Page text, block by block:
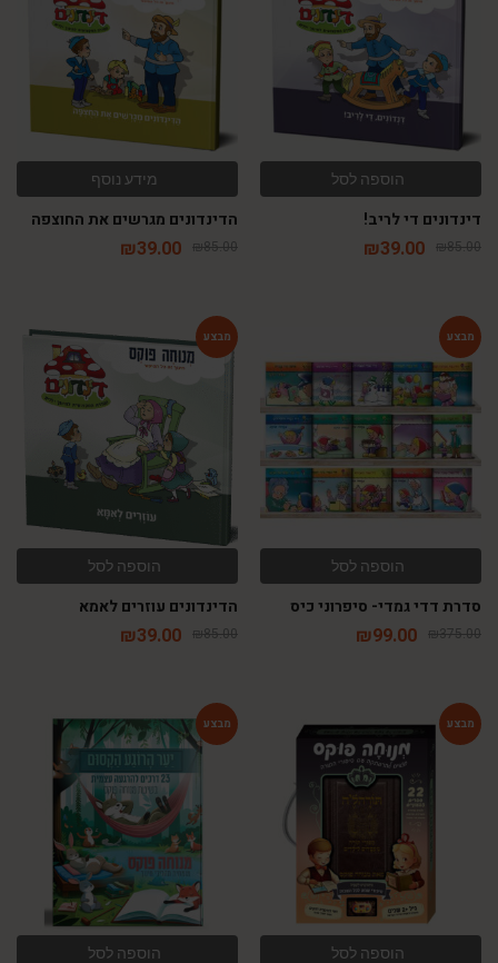
הוספה לסל
דינדונים די לריב!
₪85.00
₪39.00
מידע נוסף
הדינדונים מגרשים את החוצפה
₪85.00
₪39.00
הוספה לסל
סדרת דדי גמדי- סיפרוני כיס
₪375.00
₪99.00
הוספה לסל
הדינדונים עוזרים לאמא
₪85.00
₪39.00
הוספה לסל הוספה לסל